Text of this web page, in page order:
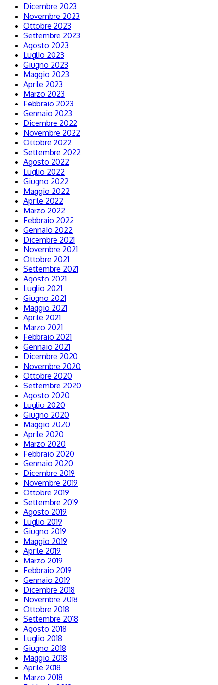
Dicembre 2023
Novembre 2023
Ottobre 2023
Settembre 2023
Agosto 2023
Luglio 2023
Giugno 2023
Maggio 2023
Aprile 2023
Marzo 2023
Febbraio 2023
Gennaio 2023
Dicembre 2022
Novembre 2022
Ottobre 2022
Settembre 2022
Agosto 2022
Luglio 2022
Giugno 2022
Maggio 2022
Aprile 2022
Marzo 2022
Febbraio 2022
Gennaio 2022
Dicembre 2021
Novembre 2021
Ottobre 2021
Settembre 2021
Agosto 2021
Luglio 2021
Giugno 2021
Maggio 2021
Aprile 2021
Marzo 2021
Febbraio 2021
Gennaio 2021
Dicembre 2020
Novembre 2020
Ottobre 2020
Settembre 2020
Agosto 2020
Luglio 2020
Giugno 2020
Maggio 2020
Aprile 2020
Marzo 2020
Febbraio 2020
Gennaio 2020
Dicembre 2019
Novembre 2019
Ottobre 2019
Settembre 2019
Agosto 2019
Luglio 2019
Giugno 2019
Maggio 2019
Aprile 2019
Marzo 2019
Febbraio 2019
Gennaio 2019
Dicembre 2018
Novembre 2018
Ottobre 2018
Settembre 2018
Agosto 2018
Luglio 2018
Giugno 2018
Maggio 2018
Aprile 2018
Marzo 2018